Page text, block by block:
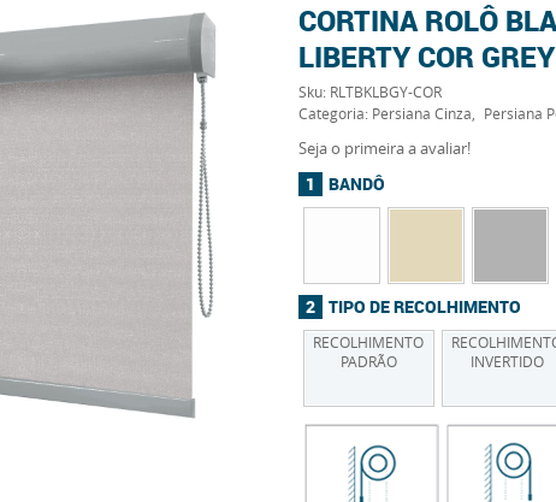
CORTINA ROLÔ
LIBERTY COR GREY
Sku: RLTBKLBGY-COR
Categoria: Persiana Cinza Persiana
Seja o primeira a avaliar!
BANDÔ
TIPO DE RECOLHIMENTO
RECOLHIMENTO
PADRÃO
INVERTIDO